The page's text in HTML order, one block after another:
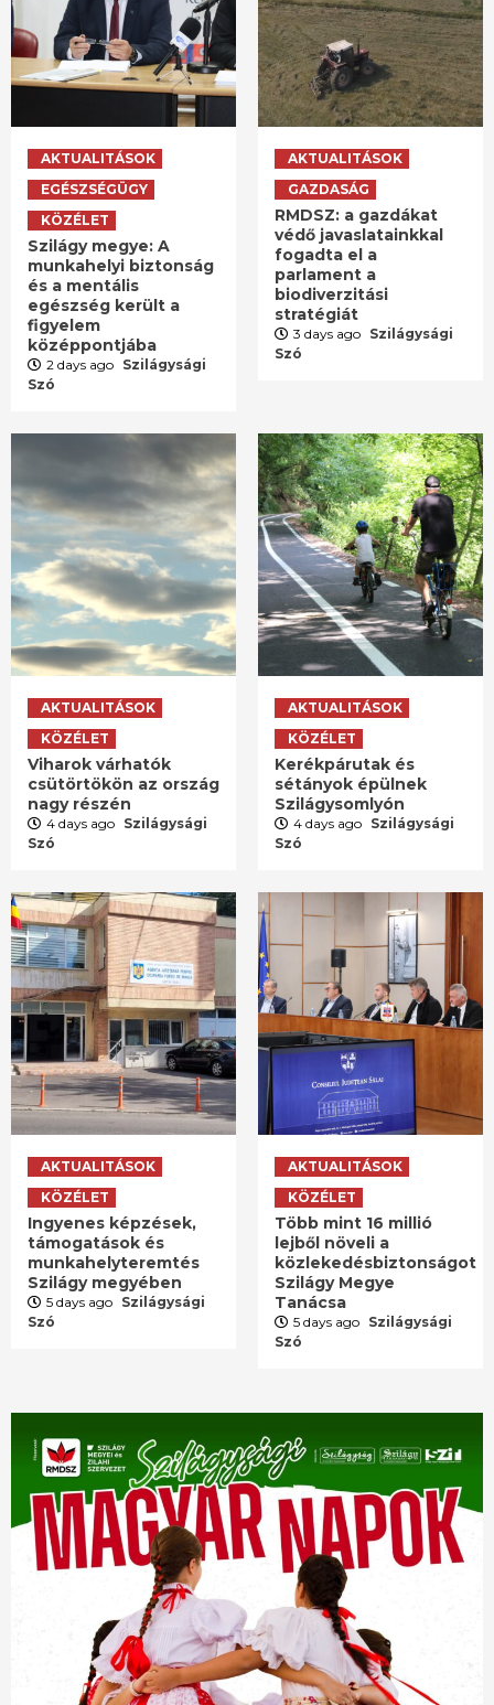
AKTUALITÁSOK
EGÉSZSÉGÜGY
KÖZÉLET
Szilágy megye: A
munkahelyi biztonság
és a mentális
egészség került a
figyelem
középpontjába
2 days ago Szilágysági
Szó
AKTUALITÁSOK
GAZDASÁG
RMDSZ: a gazdákat
védő javaslatainkkal
fogadta el a
parlament a
biodiverzitási
stratégiát
3 days ago Szilágysági
Szó
AKTUALITÁSOK
KÖZÉLET
Viharok várhatók
csütörtökön az ország
nagy részén
4 days ago Szilágysági
Szó
AKTUALITÁSOK
KÖZÉLET
Kerékpárutak és
sétányok épülnek
Szilágysomlyón
4 days ago Szilágysági
Szó
AKTUALITÁSOK
KÖZÉLET
Ingyenes képzések,
támogatások és
munkahelyteremtés
Szilágy megyében
5 days ago Szilágysági
Szó
AKTUALITÁSOK
KÖZÉLET
Több mint 16 millió
lejből növeli a
közlekedésbiztonságot
Szilágy Megye
Tanácsa
5 days ago Szilágysági
Szó